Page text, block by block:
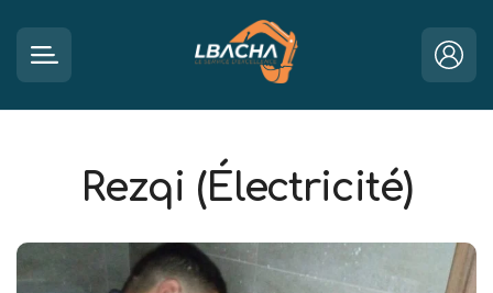
Rezqi (Électricité)